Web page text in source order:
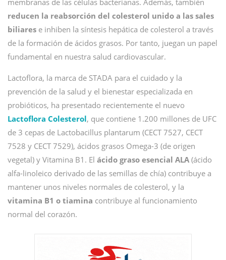
membranas de las células bacterianas. Además, también
reducen la reabsorción del colesterol unido a las sales
biliares e inhiben la síntesis hepática de colesterol a través
de la formación de ácidos grasos. Por tanto, juegan un papel
fundamental en nuestra salud cardiovascular.
Lactoflora, la marca de STADA para el cuidado y la
prevención de la salud y el bienestar especializada en
probióticos, ha presentado recientemente el nuevo
Lactoflora Colesterol, que contiene 1.200 millones de UFC
de 3 cepas de Lactobacillus plantarum (CECT 7527, CECT
7528 y CECT 7529), ácidos grasos Omega-3 (de origen
vegetal) y Vitamina B1. El ácido graso esencial ALA (ácido
alfa-linoleico derivado de las semillas de chía) contribuye a
mantener unos niveles normales de colesterol, y la
vitamina B1 o tiamina contribuye al funcionamiento
normal del corazón.